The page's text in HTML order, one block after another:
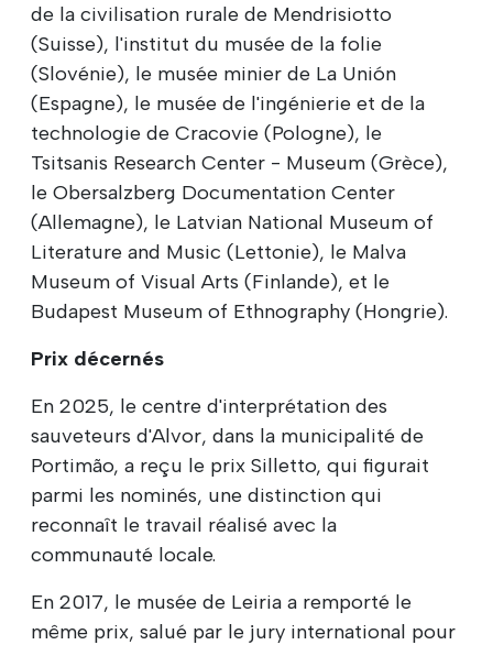
de la civilisation rurale de Mendrisiotto
(Suisse), l'institut du musée de la folie
(Slovénie), le musée minier de La Unión
(Espagne), le musée de l'ingénierie et de la
technologie de Cracovie (Pologne), le
Tsitsanis Research Center - Museum (Grèce),
le Obersalzberg Documentation Center
(Allemagne), le Latvian National Museum of
Literature and Music (Lettonie), le Malva
Museum of Visual Arts (Finlande), et le
Budapest Museum of Ethnography (Hongrie).
Prix décernés
En 2025, le centre d'interprétation des
sauveteurs d'Alvor, dans la municipalité de
Portimão, a reçu le prix Silletto, qui figurait
parmi les nominés, une distinction qui
reconnaît le travail réalisé avec la
communauté locale.
En 2017, le musée de Leiria a remporté le
même prix, salué par le jury international pour